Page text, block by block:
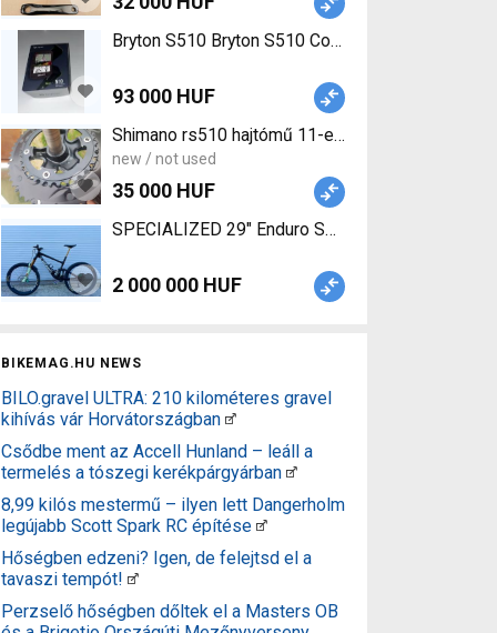
Bryton S510 Bryton S510 Computers /
93 000 HUF
Shimano rs510 hajtómű 11-es rendszerhez
new / not used
35 000 HUF
SPECIALIZED 29" Enduro S5 Oil Slick Custom
2 000 000 HUF
BIKEMAG.HU NEWS
BILO.gravel ULTRA: 210 kilométeres gravel
kihívás vár Horvátországban
Csődbe ment az Accell Hunland – leáll a
termelés a tószegi kerékpárgyárban
8,99 kilós mestermű – ilyen lett Dangerholm
legújabb Scott Spark RC építése
Hőségben edzeni? Igen, de felejtsd el a
tavaszi tempót!
Perzselő hőségben dőltek el a Masters OB